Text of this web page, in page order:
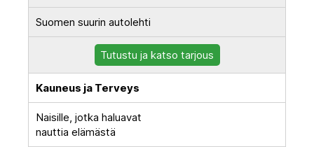
Suomen suurin autolehti
Tutustu ja katso tarjous
Kauneus ja Terveys
Naisille, jotka haluavat
nauttia elämästä